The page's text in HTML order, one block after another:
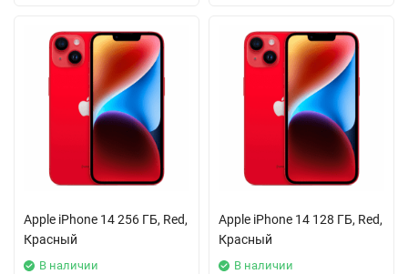
Apple iPhone 14 256 ГБ, Red,
Красный
В наличии
Apple iPhone 14 128 ГБ, Red,
Красный
В наличии